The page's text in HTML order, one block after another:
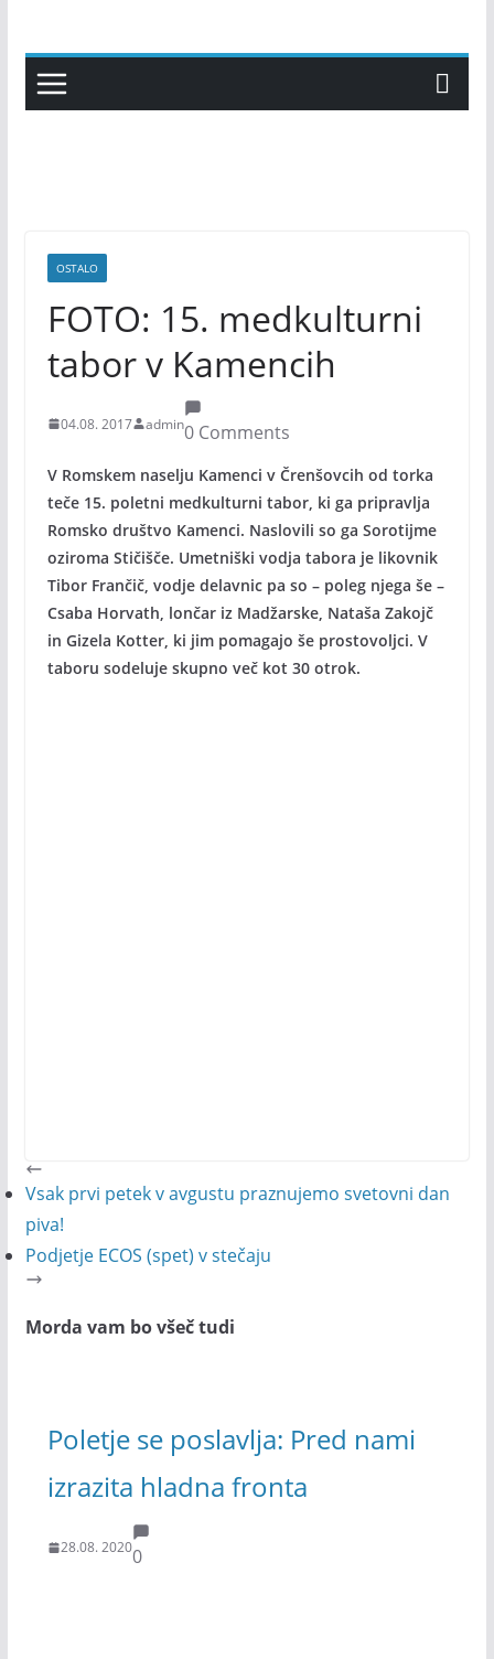
content
OSTALO
FOTO: 15. medkulturni
tabor v Kamencih
04.08. 2017 admin0 Comments
V Romskem naselju Kamenci v Črenšovcih od torka
teče 15. poletni medkulturni tabor, ki ga pripravlja
Romsko društvo Kamenci. Naslovili so ga Sorotijme
oziroma Stičišče. Umetniški vodja tabora je likovnik
Tibor Frančič, vodje delavnic pa so – poleg njega še –
Csaba Horvath, lončar iz Madžarske, Nataša Zakojč
in Gizela Kotter, ki jim pomagajo še prostovoljci. V
taboru sodeluje skupno več kot 30 otrok.
Vsak prvi petek v avgustu praznujemo svetovni dan
piva!
Podjetje ECOS (spet) v stečaju
Morda vam bo všeč tudi
Poletje se poslavlja: Pred nami
izrazita hladna fronta
28.08. 20200